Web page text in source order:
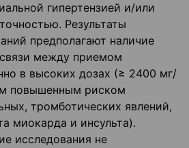
гипертензией и/или
Результаты
предполагают наличие
между приемом
в высоких дозах (≥ 2400 мг/
повышенным риском
тромботических явлений,
миокарда и инсульта).
исследования не